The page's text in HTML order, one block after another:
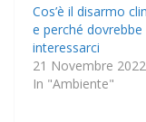
Cos’è il disarmo
e perché dovrebbe
interessarci
21 Novembre 2022
In "Ambiente"